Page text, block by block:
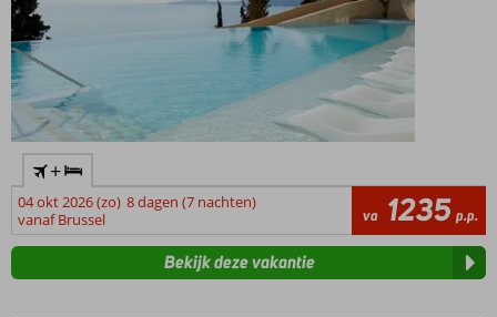
+
04 okt 2026 (zo) 8 dagen (7 nachten)
vanaf Brussel
va 1235 p.p.
Bekijk deze vakantie